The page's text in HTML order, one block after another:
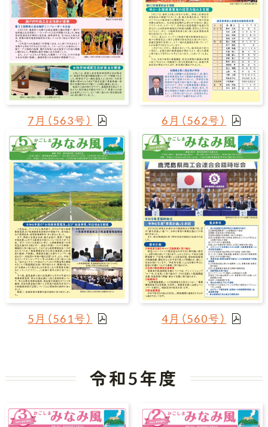
7月（563号） 6月（562号）
5月（561号） 4月（560号）
令和5年度